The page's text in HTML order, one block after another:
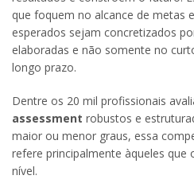
que foquem no alcance de metas
esperados sejam concretizados
elaboradas e não somente no
longo prazo.
Dentre os 20 mil profissionais
assessment robustos e
maior ou menor graus, essa
refere principalmente àqueles que
nível.